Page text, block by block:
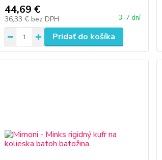
44,69 €
36,33 € bez DPH 3-7 dní
Pridať do košíka